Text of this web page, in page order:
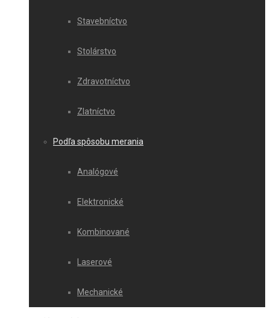
Stavebníctvo
Stolárstvo
Zdravotníctvo
Zlatníctvo
Podľa spôsobu merania
Analógové
Elektronické
Kombinované
Laserové
Mechanické